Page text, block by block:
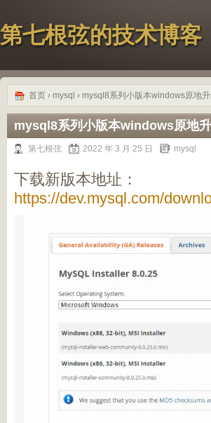
第七根弦的技术博客
首页 › mysql › mysql8系列小版本windows原地升
mysql8系列小版本windows原地
第七根弦 2022 年 3 月 25 日 mysql
下载新版本地址：
https://dev.mysql.com/